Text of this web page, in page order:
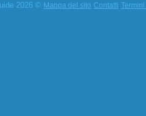
2026 © Mappa del sito Contatti